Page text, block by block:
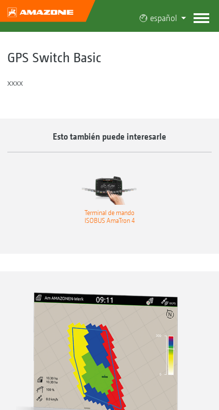
español
GPS Switch Basic
xxxx
Esto también puede interesarle
Terminal de mando
ISOBUS AmaTron 4